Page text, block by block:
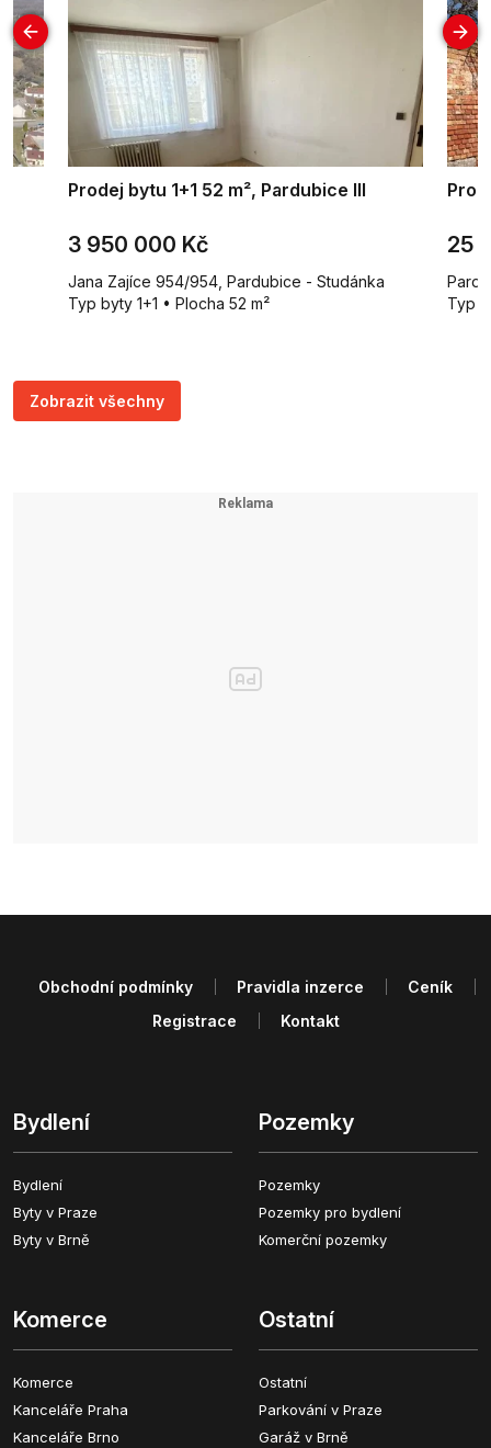
Prodej bytu 1+1 52 m², Pardubice III
3 950 000 Kč
Jana Zajíce 954/954, Pardubice - Studánka
Typ byty 1+1 • Plocha 52 m²
25
Typ
Zobrazit všechny
Bydlení
Bydlení
Byty v Praze
Byty v Brně
Pozemky
Pozemky
Pozemky pro bydlení
Komerční pozemky
Komerce
Komerce
Kanceláře Praha
Kanceláře Brno
Ostatní
Ostatní
Parkování v Praze
Garáž v Brně
Obchodní podmínky Pravidla inzerce
Ceník
Registrace
Kontakt